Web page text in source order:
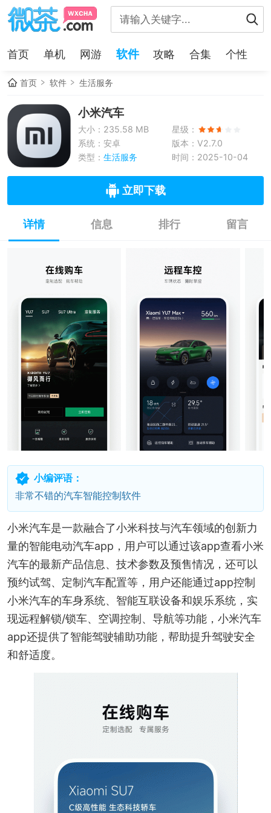
首页 单机 网游 软件 攻略 合集 个性
首页 软件 生活服务
小米汽车
大小：235.58 MB
星级：
系统：安卓
版本：V2.7.0
类型： 生活服务 时间：2025-10-04
立即下载
详情 信息 排行 留言
小编评语：
非常不错的汽车智能控制软件
小米汽车是一款融合了小米科技与汽车领域的创新力
量的智能电动汽车app，用户可以通过该app查看小米
汽车的最新产品信息、技术参数及预售情况，还可以
预约试驾、定制汽车配置等，用户还能通过app控制
小米汽车的车身系统、智能互联设备和娱乐系统，实
现远程解锁/锁车、空调控制、导航等功能，小米汽车
app还提供了智能驾驶辅助功能，帮助提升驾驶安全
和舒适度。